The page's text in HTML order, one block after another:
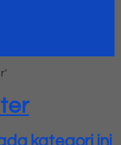
kategori ini